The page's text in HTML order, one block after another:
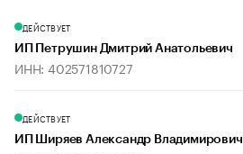
ДЕЙСТВУЕТ
ИП Петрушин Дмитрий Анатольевич
ИНН: 402571810727
ДЕЙСТВУЕТ
ИП Ширяев Александр Владимирович